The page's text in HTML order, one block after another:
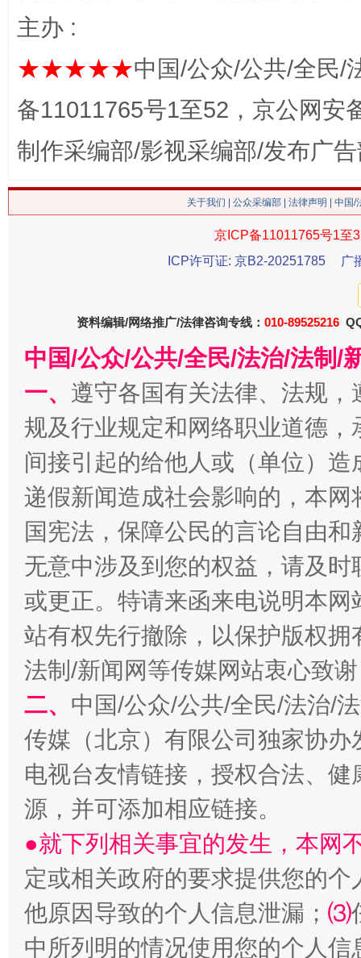
在谋一域中谋全局
今
习近平的博鳌关键词
魏明亮
生
揭批美国五大"原罪" "炒
主办 :
★★★★★中国/公众/公共/全民/
备11011765号1至52，京公网安
制作采编部/影视采编部/发布广
关于我们 公众采编部 法律声明 | 中国
京ICP备11011765号1至
ICP许可证: 京B2-20251785
广
资料编辑/网络推广/法律咨询专线： 010-89525216
中国/公众/公共/全民/法治/法制/
一、 遵守各国有关法律、法规
规及行业规定和网络职业道德
间接引起的给他人或（单位）
递假新闻造成社会影响的，本
国宪法，保障公民的言论自由
无意中涉及到您的权益，请及
或更正。特请来函来电说明本
站有权先行撤除，以保护版权
法制/新闻网等传媒网站衷心致
二、 中国/公众/公共/全民/法治/
传媒（北京）有限公司独家协
电视台友情链接，授权合法、
源，并可添加相应链接。
●就下列相关事宜的发生，本网
定或相关政府的要求提供您的个
他原因导致的个人信息泄漏； ⑶
中所列明的情况使用您的个人